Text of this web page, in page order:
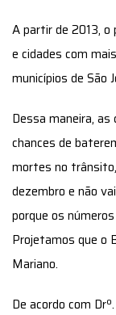
A partir de 2013,
e cidades com
municípios de São
Dessa maneira,
chances de
mortes no
dezembro e não
porque os
Projetamos que o
Mariano.
De acordo com